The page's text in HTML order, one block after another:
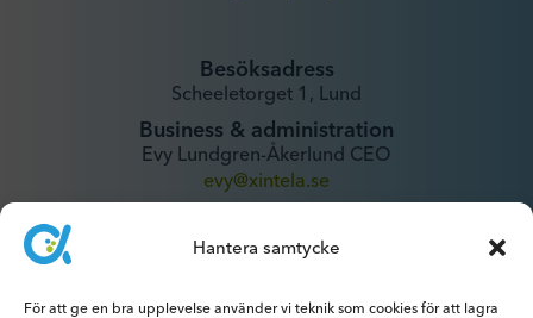
Hantera samtycke
För att ge en bra upplevelse använder vi teknik som cookies för att lagra
Besöksadress
Scheeletorget 1, Lund
Business & administration
Evy Lundgren-Åkerlund CEO
evy@xintela.se
IR & Media